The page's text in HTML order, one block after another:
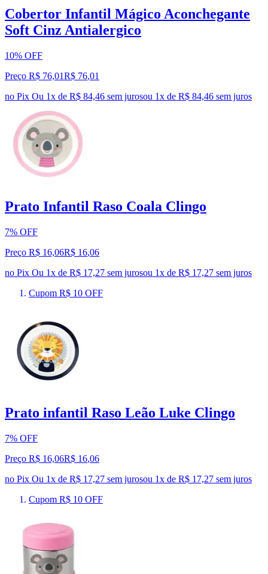
Cobertor Infantil Mágico Aconchegante
Soft Cinz Antialergico
10% OFF
Preço R$ 76,01R$ 76,01
no Pix Ou 1x de R$ 84,46 sem jurosou 1x de R$ 84,46 sem juros
Prato Infantil Raso Coala Clingo
7% OFF
Preço R$ 16,06R$ 16,06
no Pix Ou 1x de R$ 17,27 sem jurosou 1x de R$ 17,27 sem juros
Cupom R$ 10 OFF
Prato infantil Raso Leão Luke Clingo
7% OFF
Preço R$ 16,06R$ 16,06
no Pix Ou 1x de R$ 17,27 sem jurosou 1x de R$ 17,27 sem juros
Cupom R$ 10 OFF